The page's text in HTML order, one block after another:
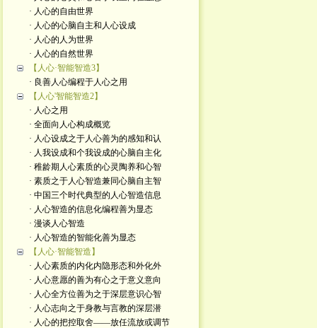
· 人心的自由世界
· 人心的心脑自主和人心设成
· 人心的人为世界
· 人心的自然世界
【人心·智能智造3】
· 良善人心编程于人心之用
【人心'智能智造2】
· 人心之用
· 全面向人心构成概览
· 人心设成之于人心善为的感知和认
· 人我设成和个我设成的心脑自主化
· 稚龄期人心素质的心灵陶养和心智
· 素质之于人心智造兼同心脑自主智
· 中国三个时代典型的人心智造信息
· 人心智造的信息化编程善为显态
· 漫谈人心智造
· 人心智造的智能化善为显态
【人心·智能智造】
· 人心素质的内化内隐形态和外化外
· 人心意愿的善为有心之于意义意向
· 人心全方位善为之于深层意识心智
· 人心志向之于身教与言教的深层潜
· 人心的把控取舍——放任流放或调节